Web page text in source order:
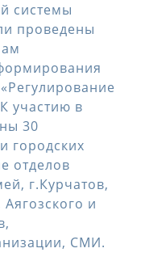
системы
проведены
участию в
30
городских
отделов
г.Курчатов,
и
СМИ.